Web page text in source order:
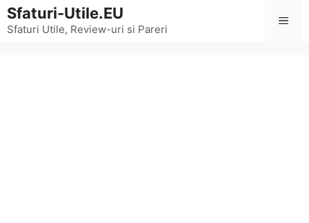
Sari
la
Sfaturi-Utile.EU
Sfaturi Utile, Review-uri si Pareri